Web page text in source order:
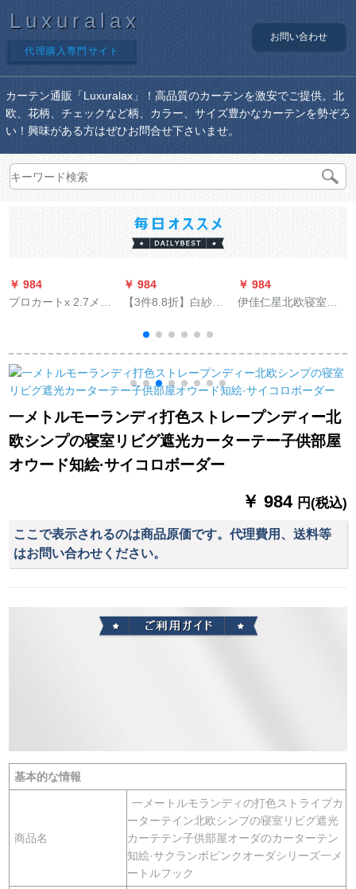
Luxuralax
代理購入専門サイト
お問い合わせ
カーテン通販「Luxuralax」！高品質のカーテンを激安でご提供。北
欧、花柄、チェックなど柄、カラー、サイズ豊かなカーテンを勢ぞろ
い！興味がある方はぜひお問合せ下さいませ。
￥ 984
プロカートx 2.7メト
￥ 984
【3件8.8折】白紗カ
ルダンディー四本爪
フーク(米黄)幅3.0*高
2.7 m一枚
￥ 984
伊佳仁星北欧寝室遮
スタの幅2.5*高2.7枚
一メトルモーランディ打色ストレープンディー北
欧シンプの寝室リビグ遮光カーターテー子供部屋
オウード知絵·サイコロボーダー
￥ 984 円(税込)
ここで表示されるのは商品原価です。代理費用、送料等
はお問い合わせください。
基本的な情報
商品名
一メートルモランディの打色ストライプカ
ーターテイン北欧シンプの寝室リビグ遮光
カーテテン子供部屋オーダのカーターテン
知絵·サクランボピンクオーダシリーズ一メ
ートルフック